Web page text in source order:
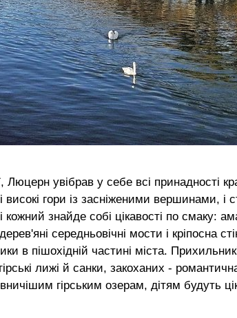
увібрав у себе всі принадності
гори із засніженими вершинами, і
кожний знайде собі цікавості по смаку:
середньовічні мости і кріпосна
в пішохідній частині міста.
лижі й санки, закоханих -
гірським озерам, дітям будуть